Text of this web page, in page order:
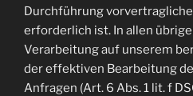
Durchführung
erforderlich ist. In allen
Verarbeitung auf unserem
der effektiven Bearbeitung
Anfragen (Art. 6 Abs. 1 lit. f